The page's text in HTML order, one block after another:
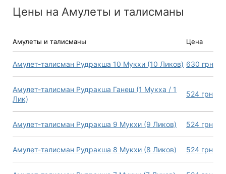
Цены на Амулеты и талисманы
Амулеты и талисманы Цена
Амулет-талисман Рудракша 10 Мукхи (10 Ликов) 630 грн
Амулет-талисман Рудракша Ганеш (1 Мукха / 1
Лик)
524 грн
Амулет-талисман Рудракша 9 Мукхи (9 Ликов) 524 грн
Амулет-талисман Рудракша 8 Мукхи (8 Ликов) 524 грн